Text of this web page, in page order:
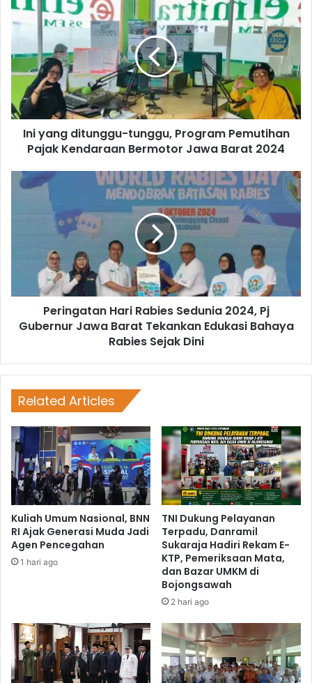
Ini yang ditunggu-tunggu, Program Pemutihan
Pajak Kendaraan Bermotor Jawa Barat 2024
Peringatan Hari Rabies Sedunia 2024, Pj
Gubernur Jawa Barat Tekankan Edukasi Bahaya
Rabies Sejak Dini
Related Articles
Kuliah Umum Nasional, BNN
RI Ajak Generasi Muda Jadi
Agen Pencegahan
1 hari ago
TNI Dukung Pelayanan
Terpadu, Danramil
Sukaraja Hadiri Rekam E-
KTP, Pemeriksaan Mata,
dan Bazar UMKM di
Bojongsawah
2 hari ago